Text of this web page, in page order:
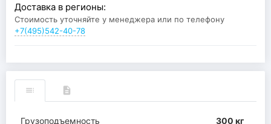
Доставка в регионы:
Стоимость уточняйте у менеджера или по телефону
+7(495)542-40-78
Грузоподъемность 300 кг